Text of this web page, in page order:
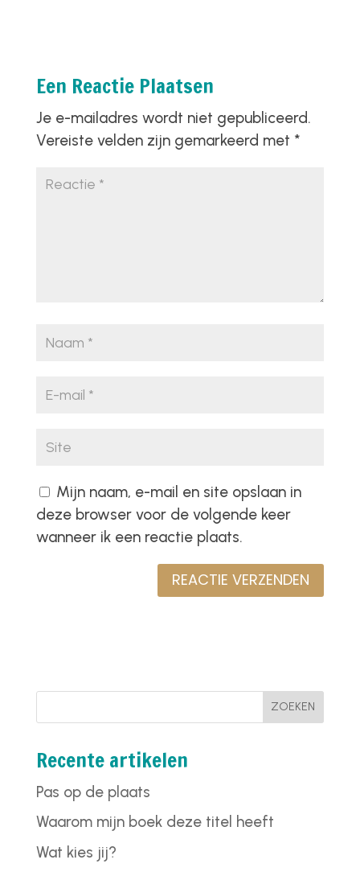
Een Reactie Plaatsen
Je e-mailadres wordt niet gepubliceerd.
Vereiste velden zijn gemarkeerd met *
Mijn naam, e-mail en site opslaan in
deze browser voor de volgende keer
wanneer ik een reactie plaats.
ZOEKEN
Recente artikelen
Pas op de plaats
Waarom mijn boek deze titel heeft
Wat kies jij?